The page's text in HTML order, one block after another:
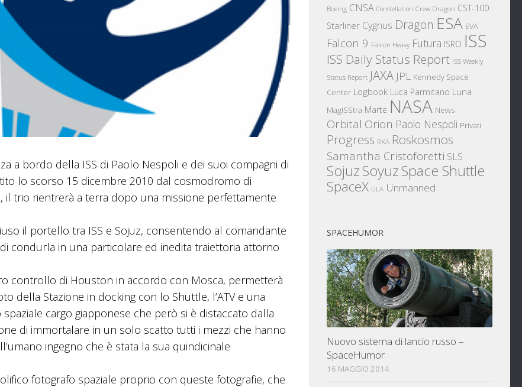
a bordo della ISS di Paolo Nespoli e dei suoi compagni di
lo scorso 15 dicembre 2010 dal cosmodromo di
il trio rientrerà a terra dopo una missione perfettamente
il portello tra ISS e Sojuz, consentendo al comandante
condurla in una particolare ed inedita traiettoria attorno
controllo di Houston in accordo con Mosca, permetterà
della Stazione in docking con lo Shuttle, l’ATV e una
cargo giapponese che però si è distaccato dalla
di immortalare in un solo scatto tutti i mezzi che hanno
ingegno che è stata la sua quindicinale
fotografo spaziale proprio con queste fotografie, che
Boeing CNSA Constellation Crew Dragon CST-100
Starliner Cygnus Dragon ESA EVA
Falcon 9 Falcon Heavy Futura ISRO ISS
ISS Daily Status Report ISS Weekly
Status Report JAXA JPL Kennedy Space
Center Logbook Luca Parmitano Luna
MagISStra Marte NASA News
Orbital Orion Paolo Nespoli Privati
Progress RKA Roskosmos
Samantha Cristoforetti SLS
SojuzSoyuzSpace Shuttle
SpaceX ULA Unmanned
SPACEHUMOR
Nuovo sistema di lancio russo –
SpaceHumor
16 MAGGIO 2014